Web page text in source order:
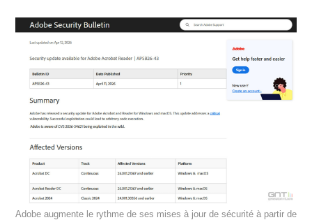
Adobe augmente le rythme de ses mises à jour de sécurité à partir de